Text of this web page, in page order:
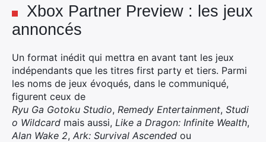
Xbox Partner Preview : les jeux
annoncés
Un format inédit qui mettra en avant tant les jeux
indépendants que les titres first party et tiers. Parmi
les noms de jeux évoqués, dans le communiqué,
figurent ceux de
Ryu Ga Gotoku Studio, Remedy Entertainment, Studi
o Wildcard mais aussi, Like a Dragon: Infinite Wealth,
Alan Wake 2, Ark: Survival Ascended ou